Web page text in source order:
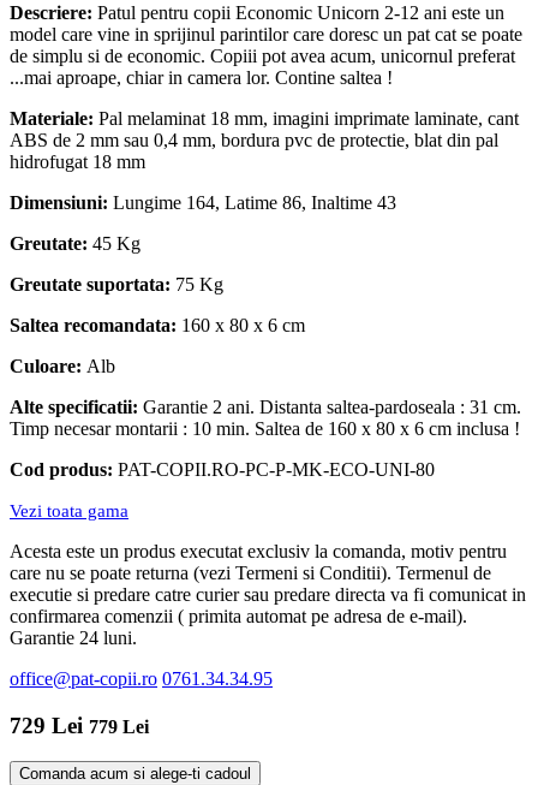
Descriere: Patul pentru copii Economic Unicorn 2-12 ani este un
model care vine in sprijinul parintilor care doresc un pat cat se poate
de simplu si de economic. Copiii pot avea acum, unicornul preferat
...mai aproape, chiar in camera lor. Contine saltea !
Materiale: Pal melaminat 18 mm, imagini imprimate laminate, cant
ABS de 2 mm sau 0,4 mm, bordura pvc de protectie, blat din pal
hidrofugat 18 mm
Dimensiuni: Lungime 164, Latime 86, Inaltime 43
Greutate: 45 Kg
Greutate suportata: 75 Kg
Saltea recomandata: 160 x 80 x 6 cm
Culoare: Alb
Alte specificatii: Garantie 2 ani. Distanta saltea-pardoseala : 31 cm.
Timp necesar montarii : 10 min. Saltea de 160 x 80 x 6 cm inclusa !
Cod produs: PAT-COPII.RO-PC-P-MK-ECO-UNI-80
Vezi toata gama
Acesta este un produs executat exclusiv la comanda, motiv pentru
care nu se poate returna (vezi Termeni si Conditii). Termenul de
executie si predare catre curier sau predare directa va fi comunicat in
confirmarea comenzii ( primita automat pe adresa de e-mail).
Garantie 24 luni.
office@pat-copii.ro 0761.34.34.95
729 Lei 779 Lei
Comanda acum si alege-ti cadoul